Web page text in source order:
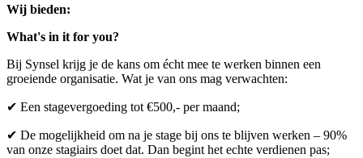
Wij bieden:
What's in it for you?
Bij Synsel krijg je de kans om écht mee te werken binnen een
groeiende organisatie. Wat je van ons mag verwachten:
✔ Een stagevergoeding tot €500,- per maand;
✔ De mogelijkheid om na je stage bij ons te blijven werken – 90%
van onze stagiairs doet dat. Dan begint het echte verdienen pas;